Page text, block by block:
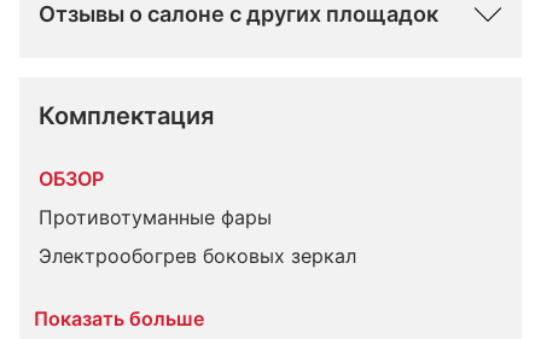
Отзывы о салоне с других площадок
Комплектация
ОБЗОР
Противотуманные фары
Электрообогрев боковых зеркал
Показать больше